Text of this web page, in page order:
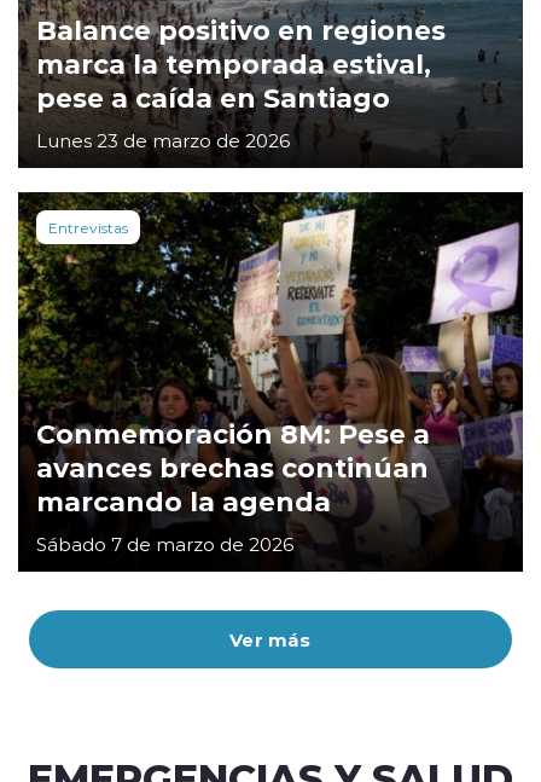
Ver más
Balance positivo en regiones
marca la temporada estival,
pese a caída en Santiago
Lunes 23 de marzo de 2026
Entrevistas
Conmemoración 8M: Pese a
avances brechas continúan
marcando la agenda
Sábado 7 de marzo de 2026